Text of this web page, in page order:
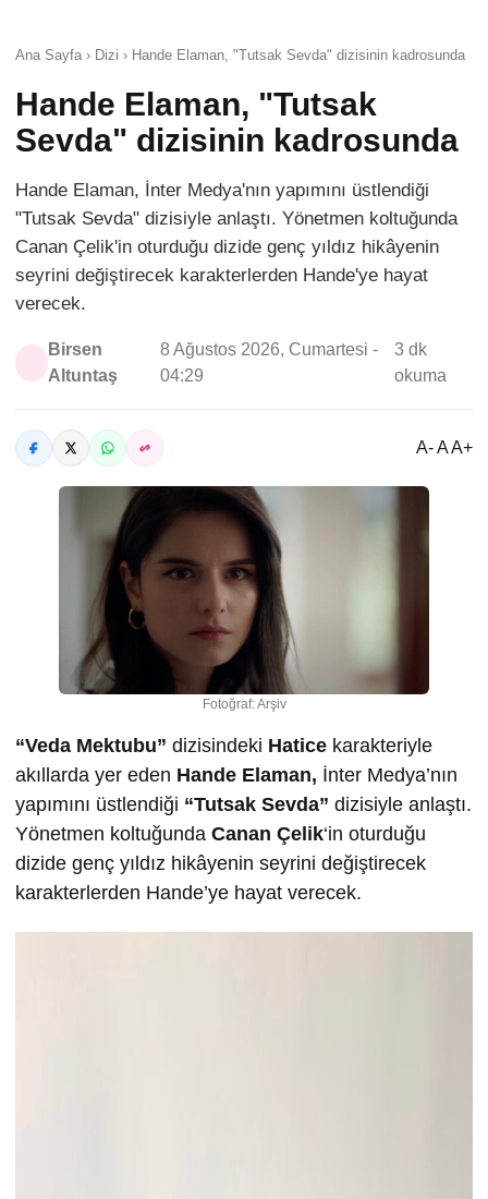
Ana Sayfa › Dizi › Hande Elaman, "Tutsak Sevda" dizisinin kadrosunda
Hande Elaman, "Tutsak
Sevda" dizisinin kadrosunda
Hande Elaman, İnter Medya'nın yapımını üstlendiği
"Tutsak Sevda" dizisiyle anlaştı. Yönetmen koltuğunda
Canan Çelik'in oturduğu dizide genç yıldız hikâyenin
seyrini değiştirecek karakterlerden Hande'ye hayat
verecek.
Birsen
Altuntaş
8 Ağustos 2026, Cumartesi -
04:29
3 dk
okuma
A- A A+
Fotoğraf: Arşiv
“Veda Mektubu” dizisindeki Hatice karakteriyle
akıllarda yer eden Hande Elaman, İnter Medya’nın
yapımını üstlendiği “Tutsak Sevda” dizisiyle anlaştı.
Yönetmen koltuğunda Canan Çelik‘in oturduğu
dizide genç yıldız hikâyenin seyrini değiştirecek
karakterlerden Hande’ye hayat verecek.